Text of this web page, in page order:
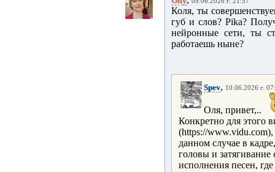
Коля, ты
губ и слов? Pika?
нейронные сети, ты
работаешь ныне?
Spev, 10.06.2026 г.
Оля, привет,..
Конкретно для этого
(https://www.vidu.com),
данном случае в
головы и затягивание
исполнения песен,